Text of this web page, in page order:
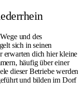
und des
sich in seinen
erwarten dich hier kleine
häufig über einer
dieser Betriebe werden
und bilden im Dorf